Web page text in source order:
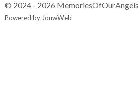
© 2024 - 2026 MemoriesOfOurAngels
Powered byJouwWeb